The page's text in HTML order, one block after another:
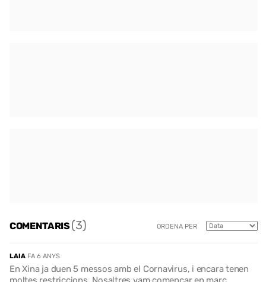
COMENTARIS(3) ORDENA PER
LAIA FA 6 ANYS
En Xina ja duen 5 messos amb el Cornavirus, i encara tenen